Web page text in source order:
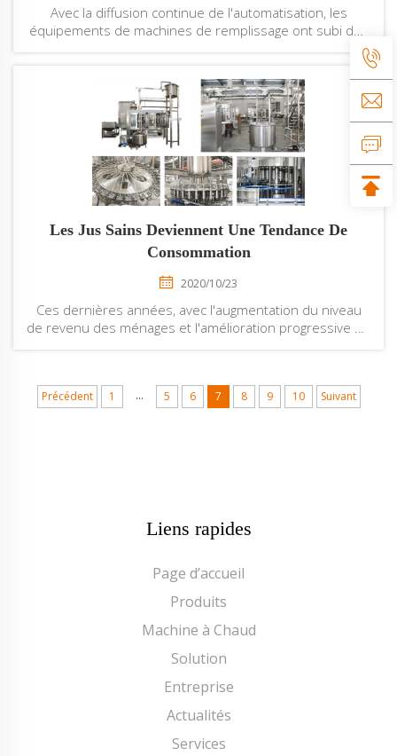
Avec la diffusion continue de l'automatisation, les
équipements de machines de remplissage ont subi des
équipements de machines de remplissage de liquides,
leur fonctionnement est plus simple, et la véritable
opération par simple pression d'un bouton de la
machine de remplissage...
Les Jus Sains Deviennent Une Tendance De
Consommation
2020/10/23
Ces dernières années, avec l'augmentation du niveau
de revenu des ménages et l'amélioration progressive de
des boissons aux jus, ce qui stimule les ventes de jus
haut de gamme...
Précédent 1 ... 5 6 7 8 9 10 Suivant
Liens rapides
Page d’accueil
Produits
Machine à Chaud
Solution
Entreprise
Actualités
Services